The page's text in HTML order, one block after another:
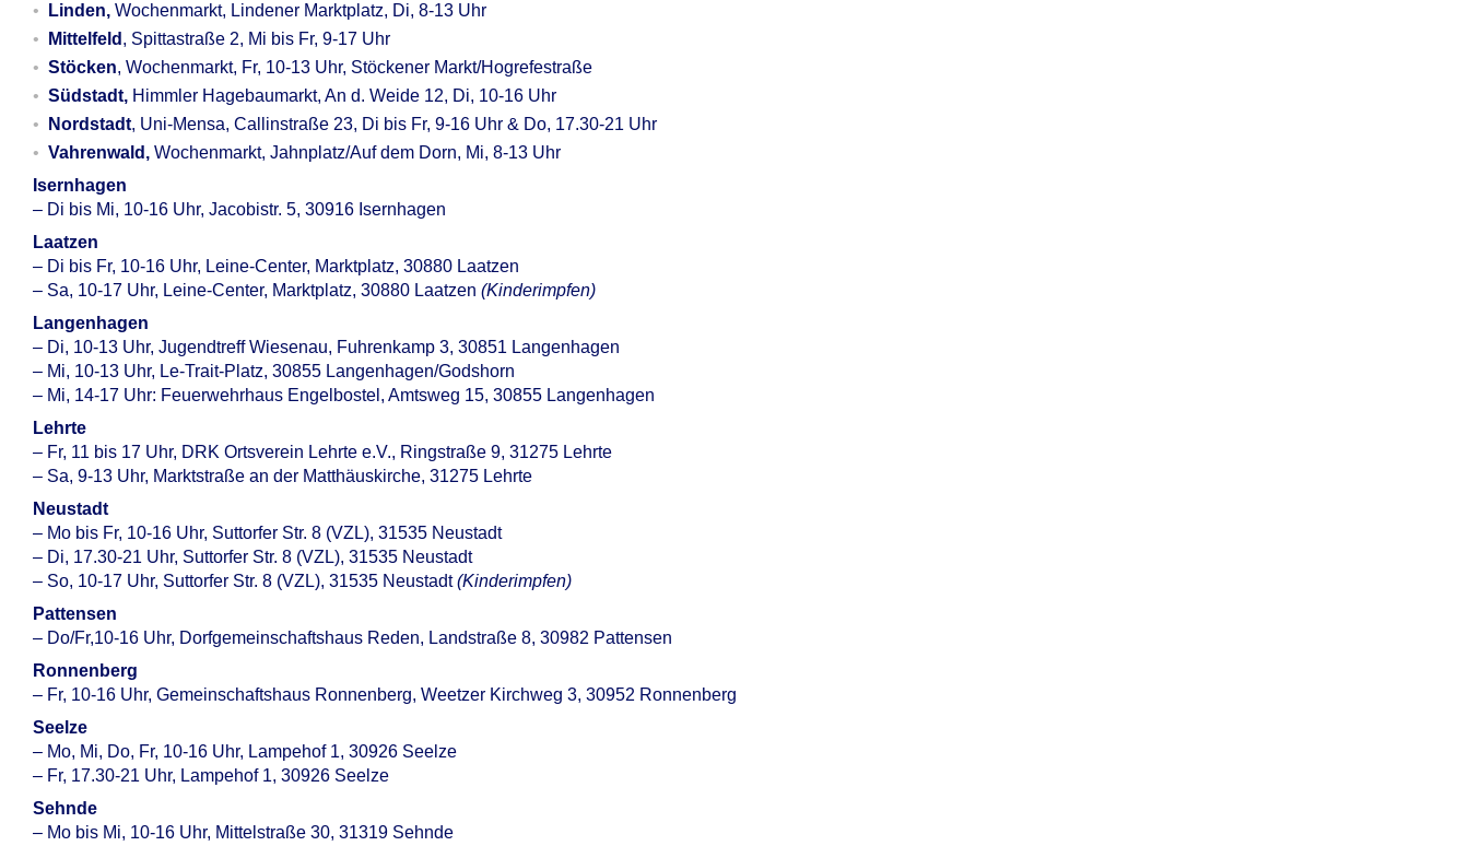
Linden, Wochenmarkt, Lindener Marktplatz, Di, 8-13 Uhr
Mittelfeld , Spittastraße 2, Mi bis Fr, 9-17 Uhr
Stöcken, Wochenmarkt, Fr, 10-13 Uhr, Stöckener Markt/Hogrefestraße
Südstadt, Himmler Hagebaumarkt, An d. Weide 12, Di, 10-16 Uhr
Nordstadt, Uni-Mensa, Callinstraße 23, Di bis Fr, 9-16 Uhr & Do, 17.30-21 Uhr
Vahrenwald, Wochenmarkt, Jahnplatz/Auf dem Dorn, Mi, 8-13 Uhr
Isernhagen
– Di bis Mi, 10-16 Uhr, Jacobistr. 5, 30916 Isernhagen
Laatzen
– Di bis Fr, 10-16 Uhr, Leine-Center, Marktplatz, 30880 Laatzen
– Sa, 10-17 Uhr, Leine-Center, Marktplatz, 30880 Laatzen (Kinderimpfen)
Langenhagen
– Di, 10-13 Uhr, Jugendtreff Wiesenau, Fuhrenkamp 3, 30851 Langenhagen
– Mi, 10-13 Uhr, Le-Trait-Platz, 30855 Langenhagen/Godshorn
– Mi, 14-17 Uhr: Feuerwehrhaus Engelbostel, Amtsweg 15, 30855 Langenhagen
Lehrte
– Fr, 11 bis 17 Uhr, DRK Ortsverein Lehrte e.V., Ringstraße 9, 31275 Lehrte
– Sa, 9-13 Uhr, Marktstraße an der Matthäuskirche, 31275 Lehrte
Neustadt
– Mo bis Fr, 10-16 Uhr, Suttorfer Str. 8 (VZL), 31535 Neustadt
– Di, 17.30-21 Uhr, Suttorfer Str. 8 (VZL), 31535 Neustadt
– So, 10-17 Uhr, Suttorfer Str. 8 (VZL), 31535 Neustadt(Kinderimpfen)
Pattensen
– Do/Fr,10-16 Uhr, Dorfgemeinschaftshaus Reden, Landstraße 8, 30982 Pattensen
Ronnenberg
– Fr, 10-16 Uhr, Gemeinschaftshaus Ronnenberg, Weetzer Kirchweg 3, 30952 Ronnenberg
Seelze
– Mo, Mi, Do, Fr, 10-16 Uhr, Lampehof 1, 30926 Seelze
– Fr, 17.30-21 Uhr, Lampehof 1, 30926 Seelze
Sehnde
– Mo bis Mi, 10-16 Uhr, Mittelstraße 30, 31319 Sehnde